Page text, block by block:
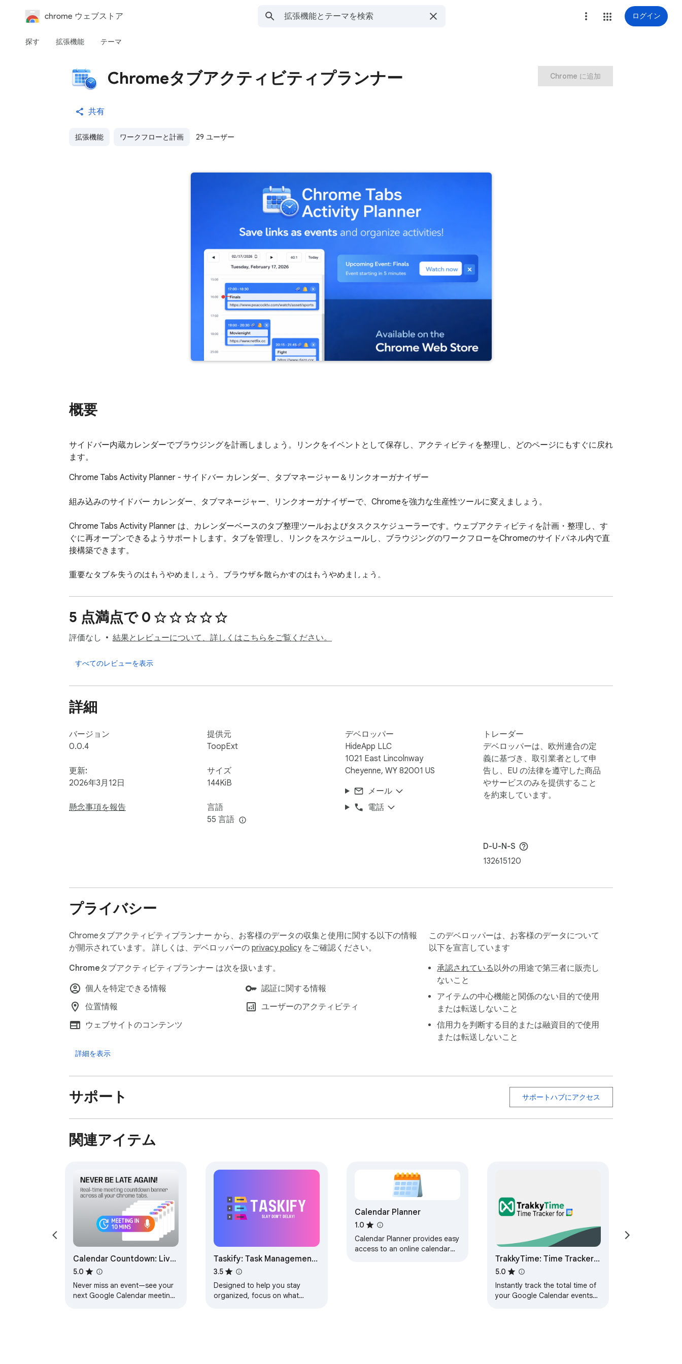
chrome ウェブストア ログイン
探す 拡張機能 テーマ
Chromeタブアクティビティプランナー
共有
拡張機能 ワークフローと計画 29 ユーザー
Chrome に追加
概要
サイドバー内蔵カレンダーでブラウジングを計画しましょう。リンクをイベントとして保存し、アクティビティを整理し、どのページにもすぐに戻れ
ます。
Chrome Tabs Activity Planner - サイドバー カレンダー、タブマネージャー＆リンクオーガナイザー
組み込みのサイドバー カレンダー、タブマネージャー、リンクオーガナイザーで、Chromeを強力な生産性ツールに変えましょう。
Chrome Tabs Activity Planner は、カレンダーベースのタブ整理ツールおよびタスクスケジューラーです。ウェブアクティビティを計画・整理し、す
ぐに再オープンできるようサポートします。タブを管理し、リンクをスケジュールし、ブラウジングのワークフローをChromeのサイドパネル内で直
接構築できます。
重要なタブを失うのはもうやめましょう。ブラウザを散らかすのはもうやめましょう。
📅 Chrome用サイドバー カレンダー
Chromeのサイドパネル内で完全なカレンダープランナーにアクセスできます。
- Chromeサイドバー カレンダー
- カレンダー付きタブ整理ツール
- ブラウザタスクプランナー
- リンクスケジューラー拡張機能
🔗 タブ＆リンクを予定イベントとして保存
任意のウェブページをカレンダーイベント、リマインダー、または予定タスクに変換できます。
ブックマークの過剰登録は不要です。無限に開いたタブも不要です。
⏰ カスタマイズ可能なリマインダー（0〜60分）
予定されたブラウジングアクティビティの前に柔軟なリマインダーを設定できます。
イベントの0〜60分前の間で、通知を受け取るタイミングを正確に選択できます。
リサーチセッション、会議、学習時間、集中作業に最適です。
⚡ ワンクリックで保存ページにアクセス
サイドバー カレンダーから保存済みタブを即座に再オープンできます。
🌙 自動ダークモード対応
拡張機能はChromeのテーマに自動的に適応します。
ダークモードを使用している場合、プランナーも自動的に切り替わります。
🧭 生産性＆ワークフロー管理に最適
以下として最適に機能します：
- タブ管理拡張機能
- リンク管理ツール
- Chrome用デイリープランナー
- 学習プランナー
5 点満点で 0
評価なし 結果とレビューについて、詳しくはこちらをご覧ください。
すべてのレビューを表示
詳細
バージョン
0.0.4
更新:
2026年3月12日
懸念事項を報告
提供元
ToopExt
サイズ
144KiB
言語
55 言語
デベロッパー
HideApp LLC
1021 East Lincolnway
Cheyenne, WY 82001 US
メール
電話
トレーダー
デベロッパーは、欧州連合の定
義に基づき、取引業者として申
告し、EU の法律を遵守した商品
やサービスのみを提供すること
を約束しています。
D-U-N-S
132615120
プライバシー
Chromeタブアクティビティプランナー から、お客様のデータの収集と使用に関する以下の情報
が開示されています。 詳しくは、デベロッパーの privacy policyをご確認ください。
Chromeタブアクティビティプランナー は次を扱います。
個人を特定できる情報
認証に関する情報
位置情報
ユーザーのアクティビティ
ウェブサイトのコンテンツ
詳細を表示
このデベロッパーは、お客様のデータについて
以下を宣言しています
承認されている以外の用途で第三者に販売し
ないこと
アイテムの中心機能と関係のない目的で使用
または転送しないこと
信用力を判断する目的または融資目的で使用
または転送しないこと
サポート サポートハブにアクセス
関連アイテム
Calendar Countdown: Live
Event Timer & Alerts
5.0
Never miss an event—see your
next Google Calendar meeting
Taskify: Task Management
Made Easy
3.5
Designed to help you stay
organized, focus on what
Calendar Planner
1.0
Calendar Planner provides easy
access to an online calendar
TrakkyTime: Time Tracker
for Google Calendar
5.0
Instantly track the total time of
your Google Calendar events